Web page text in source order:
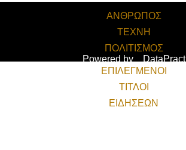
ΑΝΘΡΩΠΟΣ
ΤΕΧΝΗ
ΠΟΛΙΤΙΣΜΟΣ
Powered by
DataPract
ΕΠΙΛΕΓΜΕΝΟΙ
ΤΙΤΛΟΙ
ΕΙΔΗΣΕΩΝ